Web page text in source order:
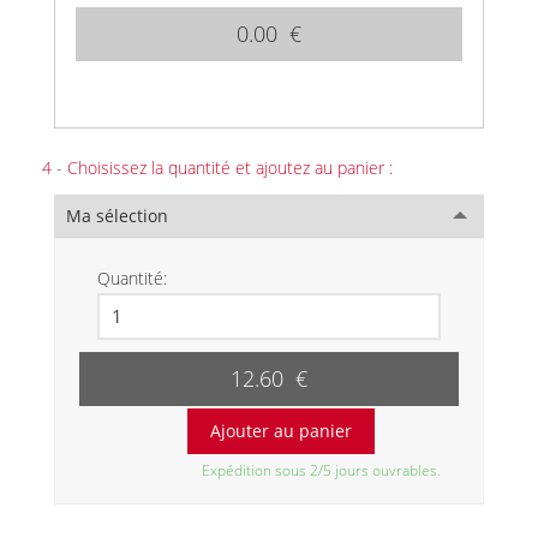
0.00 €
4 - Choisissez la quantité et ajoutez au panier :
Ma sélection
Quantité:
12.60 €
Expédition sous 2/5 jours ouvrables.